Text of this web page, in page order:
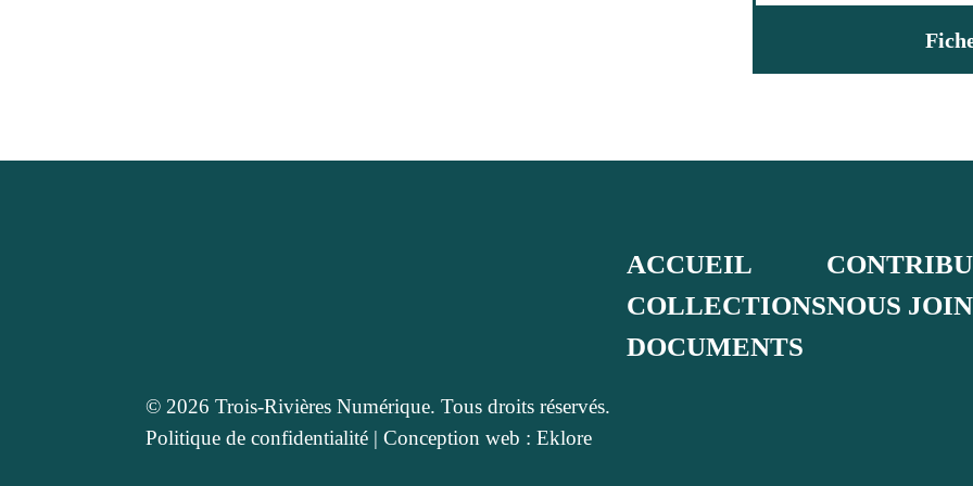
ACCUEIL
COLLECTIONS
DOCUMENTS
NOUS
© 2026 Trois-Rivières Numérique. Tous droits réservés.
Politique de confidentialité |Conception web : Eklore